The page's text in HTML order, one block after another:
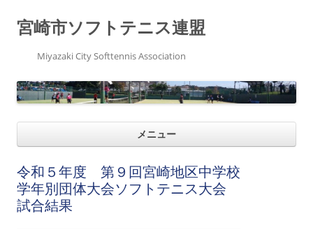
宮崎市ソフトテニス連盟
Miyazaki City Softtennis Association
メニュー
令和５年度 第９回宮崎地区中学校
学年別団体大会ソフトテニス大会
試合結果